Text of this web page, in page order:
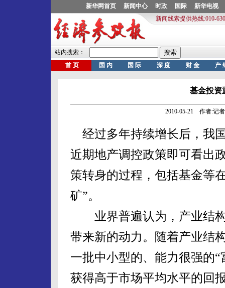
基金投资
2010-05-21 作者:记
经过多年持续增长后，我
近期地产调控政策即可看出
策转身的过程，包括基金等
矿”。
业界普遍认为，产业结构
带来新的动力。随着产业结
一批中小型的、能力很强的
获得高于市场平均水平的回